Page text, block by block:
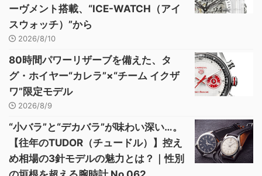
ーヴメント搭載、“ICE-WATCH（アイ
スウォッチ）”から
2026/8/10
80時間パワーリザーブを備えた、タ
グ・ホイヤー“カレラ”×“チーム イクザ
ワ”限定モデル
2026/8/9
“小バラ”と“デカバラ”が味わい深い…。
【往年のTUDOR（チュードル）】控え
め相場の3針モデルの魅力とは？｜性別